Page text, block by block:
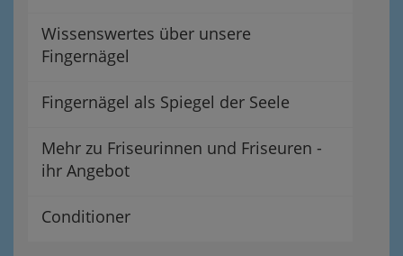
Wissenswertes über unsere
Fingernägel
Fingernägel als Spiegel der Seele
Mehr zu Friseurinnen und Friseuren -
ihr Angebot
Conditioner